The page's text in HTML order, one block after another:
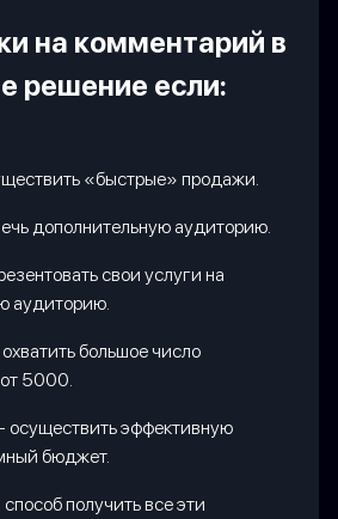
на комментарий в
решение если:
«быстрые» продажи.
дополнительную аудиторию.
свои услуги на
аудиторию.
большое число
5000.
осуществить эффективную
бюджет.
получить все эти